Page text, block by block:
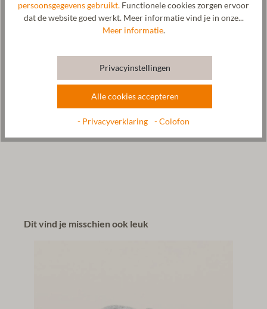
Fabrikant: Gottstein GmbH, Industriestraße 31, 6430 Ötztal-
office@gottstein.at
Verzorging
Dit vind je misschien ook leuk
persoonsgegevens gebruikt. Functionele cookies zorgen ervoor
dat de website goed werkt. Meer informatie vind je in onze...
Meer informatie.
Privacyinstellingen
Alle cookies accepteren
- Privacyverklaring - Colofon